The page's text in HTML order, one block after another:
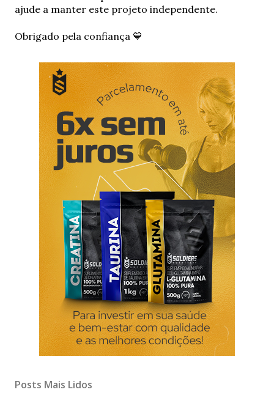
o
e
ajude a manter este projeto independente.
Obrigado pela confiança 💙
Posts Mais Lidos